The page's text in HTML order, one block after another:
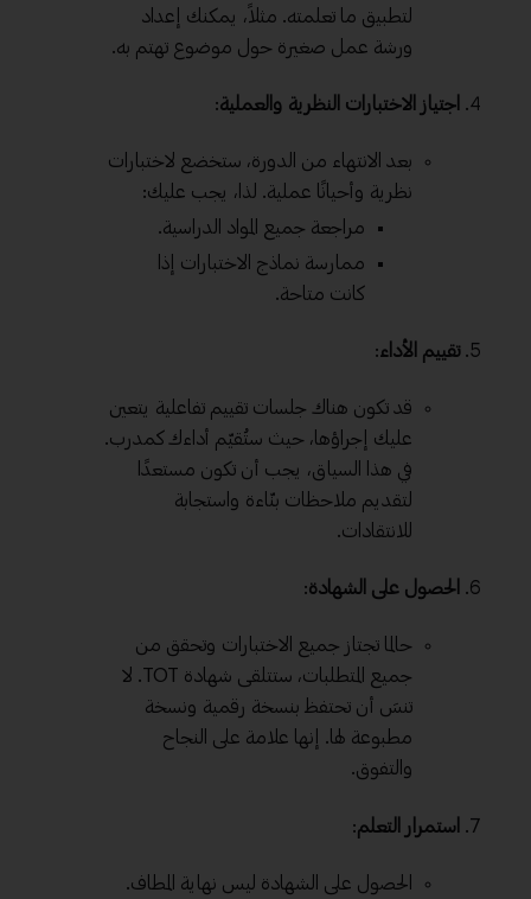
لتطبيق ما تعلمته. مثلاً، يمكنك إعداد
ورشة عمل صغيرة حول موضوع تهتم به.
اجتياز الاختبارات النظرية والعملية:
بعد الانتهاء من الدورة، ستخضع لاختبارات
نظرية وأحيانًا عملية. لذا، يجب عليك:
مراجعة جميع المواد الدراسية.
ممارسة نماذج الاختبارات إذا
كانت متاحة.
تقييم الأداء:
قد تكون هناك جلسات تقييم تفاعلية يتعين
عليك إجراؤها، حيث ستُقيّم أداءك كمدرب.
في هذا السياق، يجب أن تكون مستعدًا
لتقديم ملاحظات بنّاءة واستجابة
للانتقادات.
الحصول على الشهادة:
حالما تجتاز جميع الاختبارات وتحقق من
جميع المتطلبات، ستتلقى شهادة TOT. لا
تنسَ أن تحتفظ بنسخة رقمية ونسخة
مطبوعة لها. إنها علامة على النجاح
والتفوق.
استمرار التعلم:
الحصول على الشهادة ليس نهاية المطاف.